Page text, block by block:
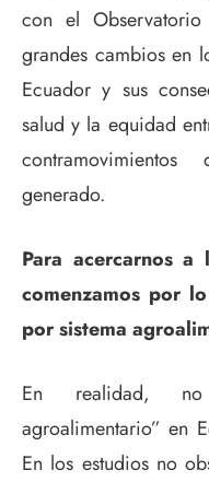
con el
grandes cambios en
Ecuador y sus
salud y la equidad
generado.
Para acercarnos a
comenzamos por
por sistema
En realidad, no
agroalimentario” en
En los estudios no